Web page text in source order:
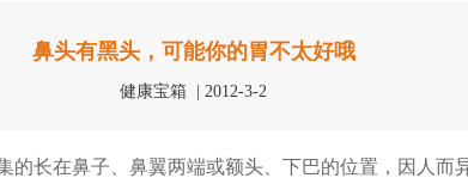
鼻头有黑头，可能你的胃不太好哦
健康宝箱 | 2012-3-2
长在鼻子、鼻翼两端或额头、下巴的位置，因人而